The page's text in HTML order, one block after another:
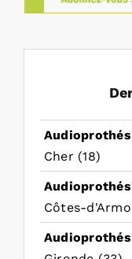
Cher (18)
Côtes-